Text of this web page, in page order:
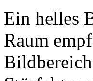
Ein helles
Raum